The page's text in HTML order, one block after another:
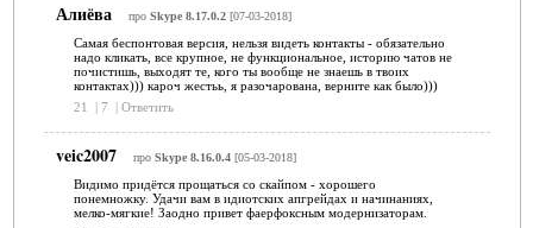
Алиёва про Skype 8.17.0.2[07-03-2018]
Самая беспонтовая версия, нельзя видеть контакты - обязательно
надо кликать, все крупное, не функциональное, историю чатов не
почистишь, выходят те, кого ты вообще не знаешь в твоих
контактах))) кароч жестьь, я разочарована, верните как было)))
21
| 7 | Ответить
veic2007 про Skype 8.16.0.4[05-03-2018]
Видимо придётся прощаться со скайпом - хорошего
понемножку. Удачи вам в идиотских апгрейдах и начинаниях,
мелко-мягкие! Заодно привет фаерфоксным модернизаторам.